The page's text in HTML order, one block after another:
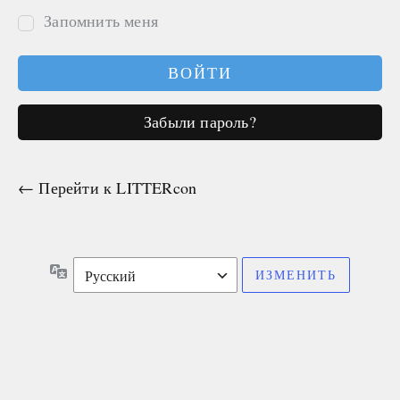
Запомнить меня
Забыли пароль?
← Перейти к LITTERcon
Язык